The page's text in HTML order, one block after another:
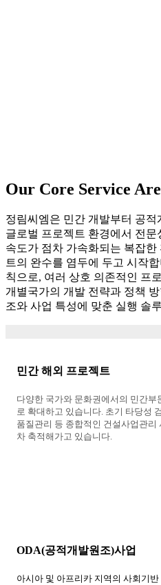
Our Core Service
정림씨엠은 민간 개발부터 공
글로벌 프로젝트 환경에서 전문
속도가 점차 가속화되는 복잡
트의 완수를 염두에 두고 시작
칙으로, 여러 상호 의존적인 프
개별국가의 개발 전략과 정책
조와 사업 특성에 맞춘 실행 솔
민간 해외 프로젝트
다양한 국가와 문화권에서의 민간
로 확대하고 있습니다. 초기 타당성
품질관리 등 종합적인 건설사업관리
차 축적해가고 있습니다.
ODA(공적개발원조)사업
아시아 및 아프리카 지역의 사회기